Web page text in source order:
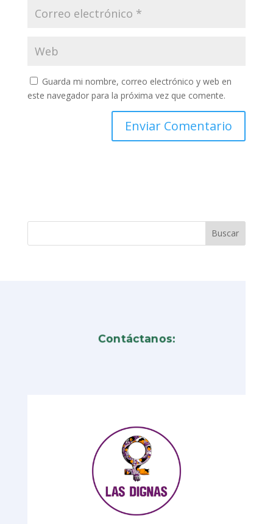
Guarda mi nombre, correo electrónico y web en
este navegador para la próxima vez que comente.
Contáctanos: